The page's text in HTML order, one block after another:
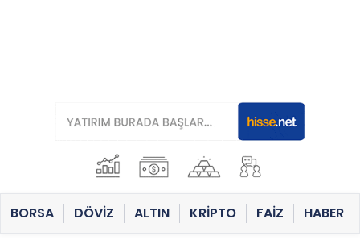
BORSA DÖVİZ ALTIN KRİPTO FAİZ HABER